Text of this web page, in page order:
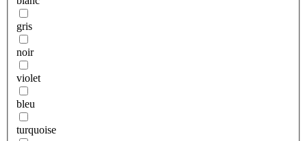
gris
noir
violet
bleu
turquoise